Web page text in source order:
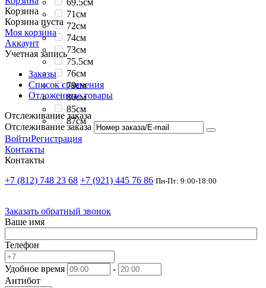
71см
72см
74см
73см
75.5см
76см
79см
80см
85см
87см
Корзина
Корзина пуста
Моя корзина
Аккаунт
Учетная запись
Заказы
Список сравнения
Отложенные товары
Отслеживание заказа
Отслеживание заказа
ВойтиРегистрация
Контакты
Контакты
+7 (812) 748 23 68 +7 (921) 445 76 86 Пн-Пт: 9:00-18:00
Заказать обратный звонок
Ваше имя
Телефон
Удобное время
-
Антибот